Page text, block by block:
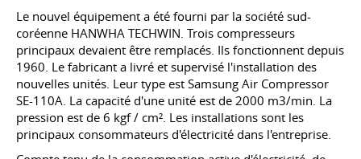
Le nouvel équipement a été fourni par la société sud-
coréenne HANWHA TECHWIN. Trois compresseurs
principaux devaient être remplacés. Ils fonctionnent depuis
1960. Le fabricant a livré et supervisé l'installation des
nouvelles unités. Leur type est Samsung Air Compressor
SE-110A. La capacité d'une unité est de 2000 m3/min. La
pression est de 6 kgf / cm². Les installations sont les
principaux consommateurs d'électricité dans l'entreprise.